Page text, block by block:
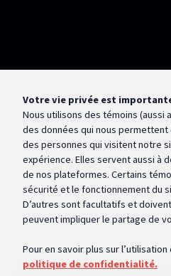
Votre vie privée est
Nous utilisons des témoins (aussi
des données qui nous
des personnes qui visitent notre
expérience. Elles servent aussi à
de nos plateformes. Certains
sécurité et le fonctionnement du
D’autres sont facultatifs et
peuvent impliquer le partage de
Pour en savoir plus sur
politique de confidentialité.